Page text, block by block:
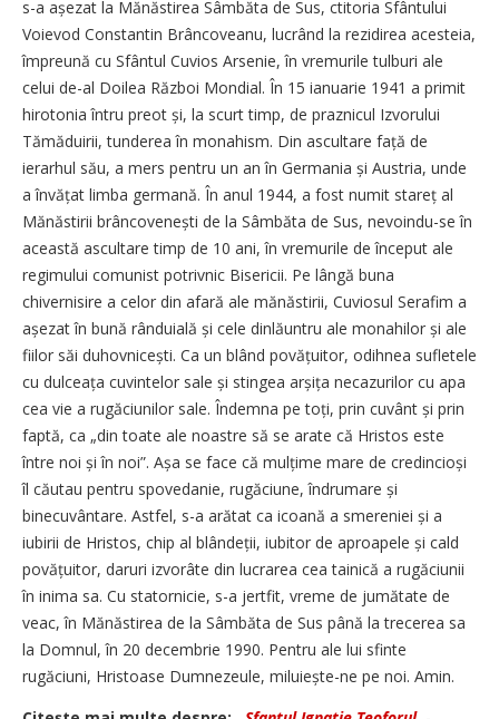
s-a așezat la Mănăstirea Sâmbăta de Sus, ctitoria Sfântului
Voievod Constantin Brâncoveanu, lucrând la rezidirea acesteia,
împreună cu Sfântul Cuvios Arsenie, în vremurile tulburi ale
celui de-al Doilea Război Mondial. În 15 ianuarie 1941 a primit
hirotonia întru preot și, la scurt timp, de praznicul Izvorului
Tămăduirii, tunderea în monahism. Din ascultare față de
ierarhul său, a mers pentru un an în Germania și Austria, unde
a învățat limba germană. În anul 1944, a fost numit stareț al
Mănăstirii brâncovenești de la Sâmbăta de Sus, nevoindu-se în
această ascultare timp de 10 ani, în vremurile de început ale
regimului comunist potrivnic Bisericii. Pe lângă buna
chivernisire a celor din afară ale mănăstirii, Cuviosul Serafim a
așezat în bună rânduială și cele dinlăuntru ale monahilor și ale
fiilor săi duhovnicești. Ca un blând povățuitor, odihnea sufletele
cu dulceața cuvintelor sale și stingea arșița necazurilor cu apa
cea vie a rugăciunilor sale. Îndemna pe toți, prin cuvânt și prin
faptă, ca „din toate ale noastre să se arate că Hristos este
între noi și în noi”. Așa se face că mulțime mare de credincioși
îl căutau pentru spovedanie, rugăciune, îndrumare și
binecuvântare. Astfel, s-a arătat ca icoană a smereniei și a
iubirii de Hristos, chip al blândeții, iubitor de aproapele și cald
povățuitor, daruri izvorâte din lucrarea cea tainică a rugăciunii
în inima sa. Cu statornicie, s-a jertfit, vreme de jumătate de
veac, în Mănăstirea de la Sâmbăta de Sus până la trecerea sa
la Domnul, în 20 decembrie 1990. Pentru ale lui sfinte
rugăciuni, Hristoase Dumnezeule, miluiește-ne pe noi. Amin.